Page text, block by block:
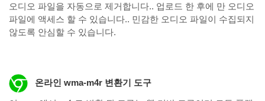
오디오 파일을 자동으로 제거합니다.. 업로드 한 후에 만 ​​오디오
파일에 액세스 할 수 있습니다.. 민감한 오디오 파일이 수집되지
않도록 안심할 수 있습니다.
온라인 wma-m4r 변환기 도구